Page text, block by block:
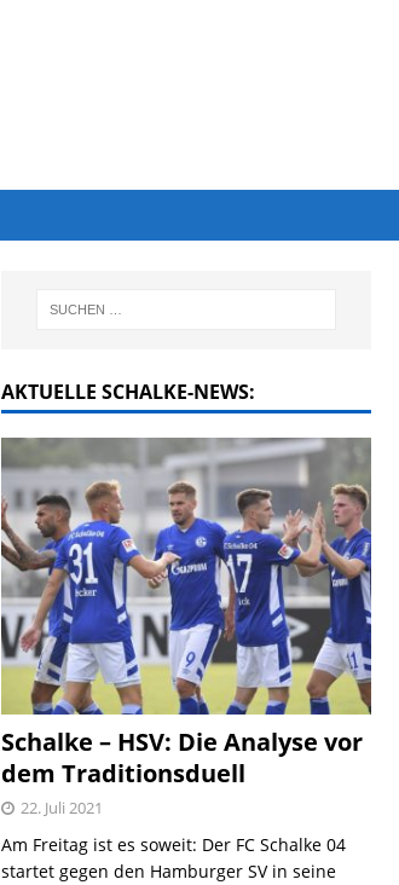
AKTUELLE SCHALKE-NEWS:
Schalke – HSV: Die Analyse vor
dem Traditionsduell
22. Juli 2021
Am Freitag ist es soweit: Der FC Schalke 04
startet gegen den Hamburger SV in seine